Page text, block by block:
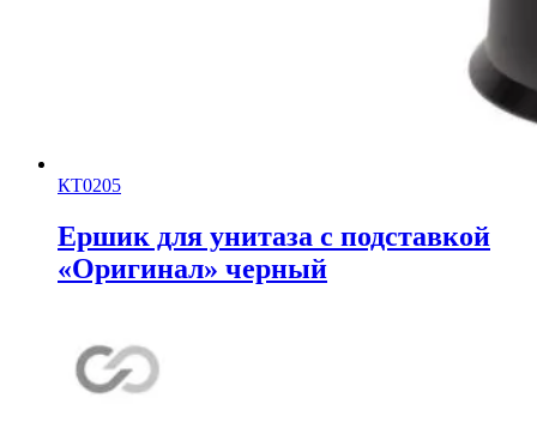
КТ0205
Ершик для унитаза с подставкой
«Оригинал» черный